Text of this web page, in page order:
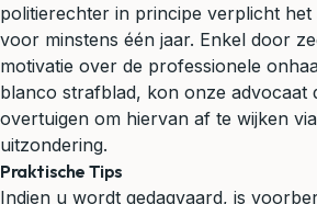
politierechter in principe verplicht
voor minstens één jaar. Enkel door
motivatie over de professionele
blanco strafblad, kon onze advocaat
overtuigen om hiervan af te wijken
uitzondering.
Praktische Tips
Indien u wordt gedagvaard, is